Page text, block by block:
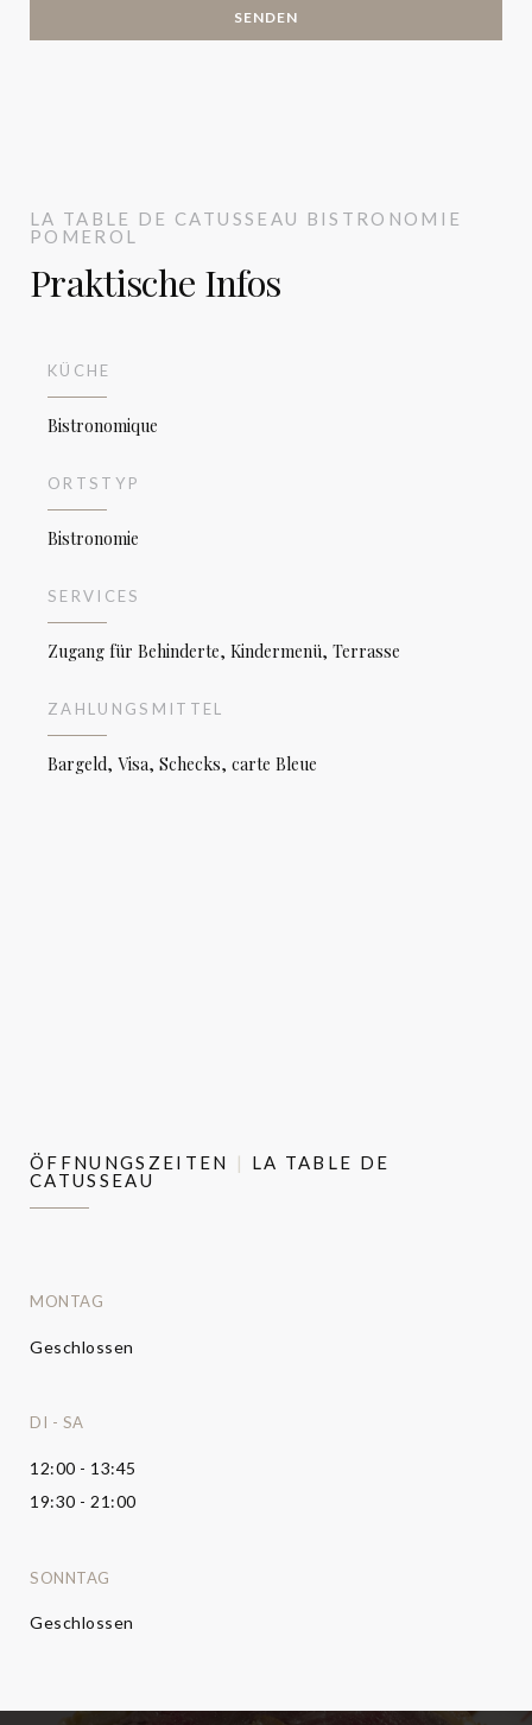
LA TABLE DE CATUSSEAU
BISTRONOMIE
POMEROL
Praktische Infos
KÜCHE
Bistronomique
ORTSTYP
Bistronomie
SERVICES
Zugang für Behinderte, Kindermenü, Terrasse
ZAHLUNGSMITTEL
Bargeld, Visa, Schecks, carte Bleue
ÖFFNUNGSZEITEN
LA TABLE DE
CATUSSEAU
MONTAG
Geschlossen
DI - SA
12:00 - 13:45
19:30 - 21:00
SONNTAG
Geschlossen